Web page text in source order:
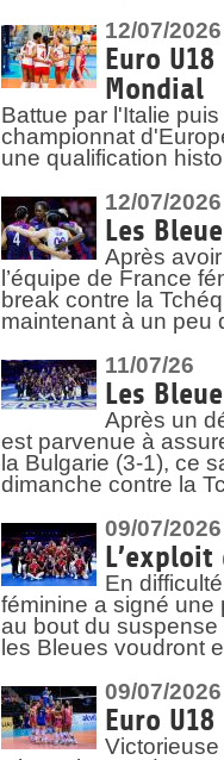
12/07/2026
Euro
Mondial
Battue par l'Italie
championnat
une qualification
12/07/2026
Les
Après
l’équipe de France
break contre la
maintenant à un peu
11/07/26
Les
Après un
est parvenue à
la Bulgarie (3-1), ce
dimanche contre la
09/07/2026
En
féminine a signé une
au bout du
les Bleues voudront
09/07/2026
Euro